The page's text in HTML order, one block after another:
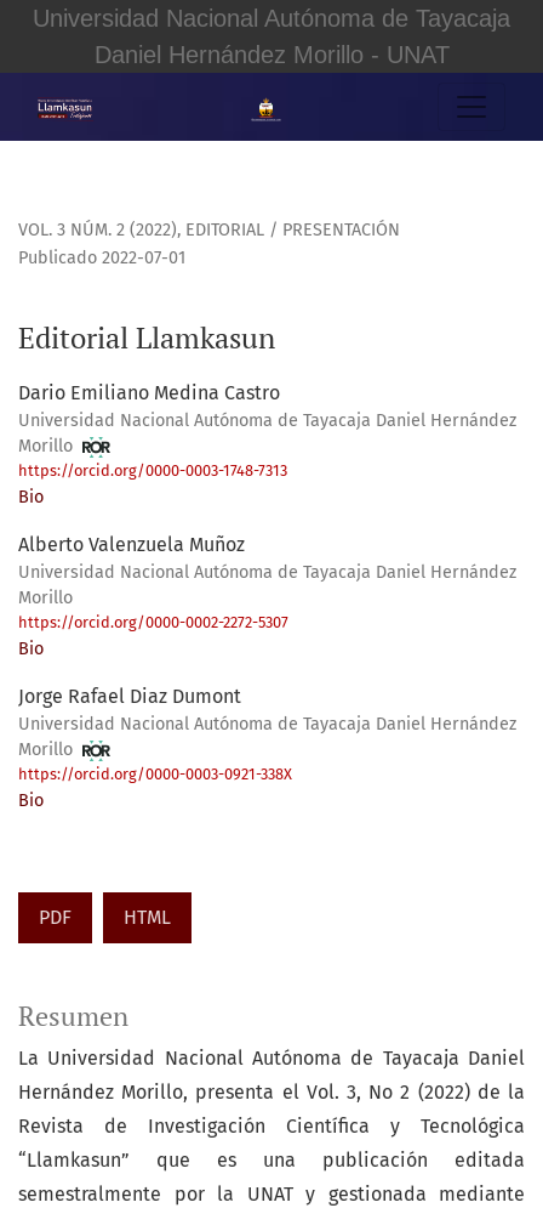
Universidad Nacional Autónoma de Tayacaja
Daniel Hernández Morillo - UNAT
VOL. 3 NÚM. 2 (2022), EDITORIAL / PRESENTACIÓN
Editorial Llamkasun
Publicado 2022-07-01
Dario Emiliano Medina Castro
Universidad Nacional Autónoma de Tayacaja Daniel Hernández
Morillo
https://orcid.org/0000-0003-1748-7313
Bio
Alberto Valenzuela Muñoz
Universidad Nacional Autónoma de Tayacaja Daniel Hernández
Morillo
https://orcid.org/0000-0002-2272-5307
Bio
Jorge Rafael Diaz Dumont
Universidad Nacional Autónoma de Tayacaja Daniel Hernández
Morillo
https://orcid.org/0000-0003-0921-338X
Bio
PDF HTML
Resumen
La Universidad Nacional Autónoma de Tayacaja Daniel
Hernández Morillo, presenta el Vol. 3, No 2 (2022) de la
Revista de Investigación Científica y Tecnológica
“Llamkasun” que es una publicación editada
semestralmente por la UNAT y gestionada mediante